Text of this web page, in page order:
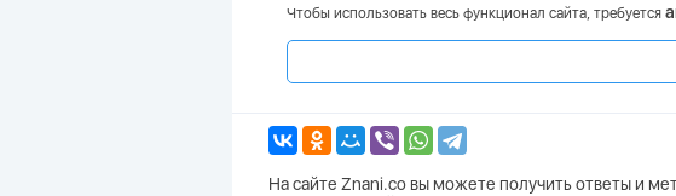
Чтобы использовать весь функционал сайта, требуется
На сайте Znani.co вы можете получить ответы и